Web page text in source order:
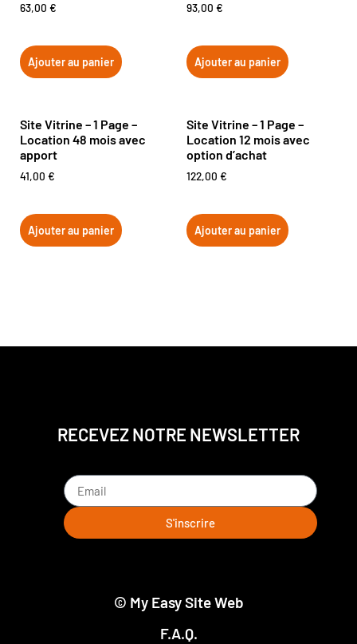
63,00 €
Ajouter au panier
93,00 €
Ajouter au panier
Site Vitrine – 1 Page –
Location 48 mois avec
apport
41,00 €
Ajouter au panier
Site Vitrine – 1 Page –
Location 12 mois avec
option d’achat
122,00 €
Ajouter au panier
RECEVEZ NOTRE NEWSLETTER
S'inscrire
© My Easy Site Web
F.A.Q.